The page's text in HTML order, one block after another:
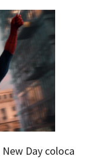
Day coloca